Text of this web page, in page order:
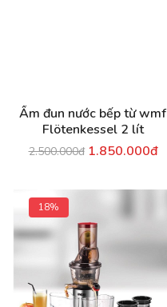
Ấm đun nước bếp từ wmf
Flötenkessel 2 lít
2.500.000đ 1.850.000đ
18%